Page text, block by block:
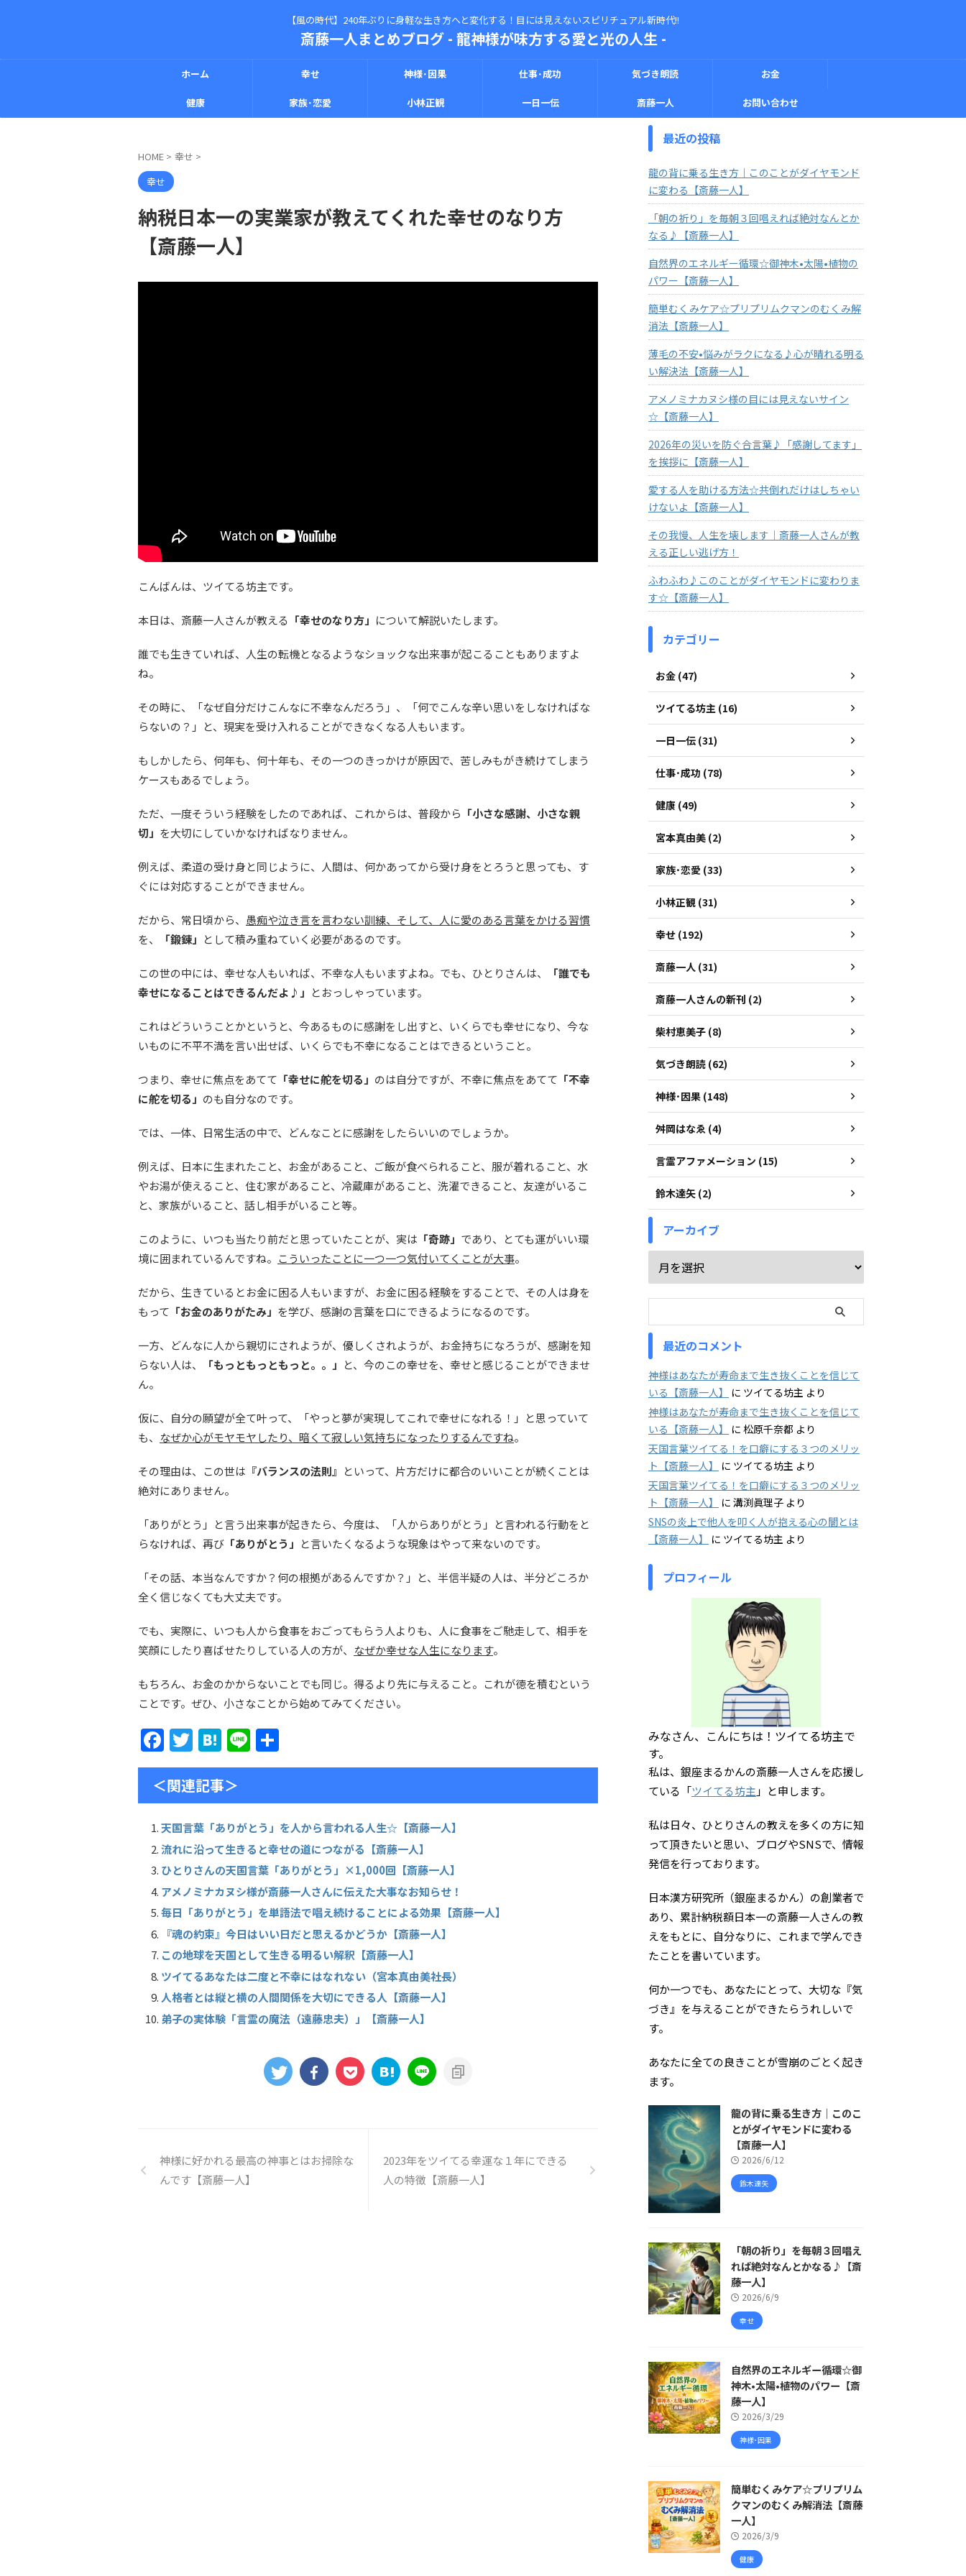
【風の時代】240年ぶりに身軽な生き方へと変化する！目には見えないスピリチュアル新時代!!
斎藤一人まとめブログ - 龍神様が味方する愛と光の人生 -
ホーム 幸せ 神様･因果 仕事･成功 気づき朗読 お金
健康 家族･恋愛 小林正観 一日一伝 斎藤一人 お問い合わせ
HOME > 幸せ >
幸せ
納税日本一の実業家が教えてくれた幸せのなり方
【斎藤一人】
こんばんは、ツイてる坊主です。
本日は、斎藤一人さんが教える 「幸せのなり方」 について解説いたします。
誰でも生きていれば、人生の転機となるようなショックな出来事が起こることもありますよ
ね。
その時に、「なぜ自分だけこんなに不幸なんだろう」、「何でこんな辛い思いをしなければな
らないの？」と、現実を受け入れることができなくなる人もいます。
もしかしたら、何年も、何十年も、その一つのきっかけが原因で、苦しみもがき続けてしまう
ケースもあるでしょう。
ただ、一度そういう経験をしたのであれば、これからは、普段から 「小さな感謝、小さな親
切」 を大切にしていかなければなりません。
例えば、柔道の受け身と同じように、人間は、何かあってから受け身をとろうと思っても、す
ぐには対応することができません。
だから、常日頃から、 愚痴や泣き言を言わない訓練、そして、人に愛のある言葉をかける習慣
を、
「鍛錬」 として積み重ねていく必要があるのです。
この世の中には、幸せな人もいれば、不幸な人もいますよね。でも、ひとりさんは、
「誰でも
幸せになることはできるんだよ♪」 とおっしゃっています。
これはどういうことかというと、今あるものに感謝をし出すと、いくらでも幸せになり、今な
いものに不平不満を言い出せば、いくらでも不幸になることはできるということ。
つまり、幸せに焦点をあてて 「幸せに舵を切る」 のは自分ですが、不幸に焦点をあてて 「不幸
に舵を切る」 のも自分なのです。
では、一体、日常生活の中で、どんなことに感謝をしたらいいのでしょうか。
例えば、日本に生まれたこと、お金があること、ご飯が食べられること、服が着れること、水
やお湯が使えること、住む家があること、冷蔵庫があること、洗濯できること、友達がいるこ
と、家族がいること、話し相手がいること等。
このように、いつも当たり前だと思っていたことが、実は 「奇跡」 であり、とても運がいい環
境に囲まれているんですね。 こういったことに一つ一つ気付いてくことが大事。
だから、生きているとお金に困る人もいますが、お金に困る経験をすることで、その人は身を
もって 「お金のありがたみ」 を学び、感謝の言葉を口にできるようになるのです。
一方、どんなに人から親切にされようが、優しくされようが、お金持ちになろうが、感謝を知
らない人は、
「もっともっともっと。。」 と、今のこの幸せを、幸せと感じることができませ
ん。
仮に、自分の願望が全て叶って、「やっと夢が実現してこれで幸せになれる！」と思っていて
も、 なぜか心がモヤモヤしたり、暗くて寂しい気持ちになったりするんですね。
その理由は、この世は 『バランスの法則』 といって、片方だけに都合のいいことが続くことは
絶対にありません。
「ありがとう」と言う出来事が起きたら、今度は、「人からありがとう」と言われる行動をと
らなければ、再び 「ありがとう」 と言いたくなるような現象はやって来ないのです。
「その話、本当なんですか？何の根拠があるんですか？」と、半信半疑の人は、半分どころか
全く信じなくても大丈夫です。
でも、実際に、いつも人から食事をおごってもらう人よりも、人に食事をご馳走して、相手を
笑顔にしたり喜ばせたりしている人の方が、 なぜか幸せな人生になります。
もちろん、お金のかからないことでも同じ。得るより先に与えること。これが徳を積むという
ことです。ぜひ、小さなことから始めてみてください。
F
a
c
e
b
o
o
k
T
w
itt
er
H
at
e
n
a
Li
n 有
＜関連記事＞
天国言葉「ありがとう」を人から言われる人生☆【斎藤一人】
流れに沿って生きると幸せの道につながる【斎藤一人】
ひとりさんの天国言葉「ありがとう」×1,000回【斎藤一人】
アメノミナカヌシ様が斎藤一人さんに伝えた大事なお知らせ！
毎日「ありがとう」を単語法で唱え続けることによる効果【斎藤一人】
『魂の約束』今日はいい日だと思えるかどうか【斎藤一人】
この地球を天国として生きる明るい解釈【斎藤一人】
ツイてるあなたは二度と不幸にはなれない（宮本真由美社長）
人格者とは縦と横の人間関係を大切にできる人【斎藤一人】
弟子の実体験「言霊の魔法（遠藤忠夫）」【斎藤一人】
神様に好かれる最高の神事とはお掃除な
んです【斎藤一人】
2023年をツイてる幸運な１年にできる
人の特徴【斎藤一人】
最近の投稿
龍の背に乗る生き方｜このことがダイヤモンド
に変わる【斎藤一人】
「朝の祈り」を毎朝３回唱えれば絶対なんとか
なる♪【斎藤一人】
自然界のエネルギー循環☆御神木•太陽•植物の
パワー【斎藤一人】
簡単むくみケア☆プリプリムクマンのむくみ解
消法【斎藤一人】
薄毛の不安•悩みがラクになる♪心が晴れる明る
い解決法【斎藤一人】
アメノミナカヌシ様の目には見えないサイン
☆【斎藤一人】
2026年の災いを防ぐ合言葉♪「感謝してます」
を挨拶に【斎藤一人】
愛する人を助ける方法☆共倒れだけはしちゃい
けないよ【斎藤一人】
その我慢、人生を壊します｜斎藤一人さんが教
える正しい逃げ方！
ふわふわ♪このことがダイヤモンドに変わりま
す☆【斎藤一人】
カテゴリー
お金 (47)
ツイてる坊主 (16)
一日一伝 (31)
仕事･成功 (78)
健康 (49)
宮本真由美 (2)
家族･恋愛 (33)
小林正観 (31)
幸せ (192)
斎藤一人 (31)
斎藤一人さんの新刊 (2)
柴村恵美子 (8)
気づき朗読 (62)
神様･因果 (148)
舛岡はなゑ (4)
言霊アファメーション (15)
鈴木達矢 (2)
アーカイブ
最近のコメント
神様はあなたが寿命まで生き抜くことを信じて
いる【斎藤一人】
に ツイてる坊主 より
神様はあなたが寿命まで生き抜くことを信じて
いる【斎藤一人】
に 松原千奈都 より
天国言葉ツイてる！を口癖にする３つのメリッ
ト【斎藤一人】
に ツイてる坊主 より
天国言葉ツイてる！を口癖にする３つのメリッ
ト【斎藤一人】
に 溝渕眞理子 より
SNSの炎上で他人を叩く人が抱える心の闇とは
【斎藤一人】
に ツイてる坊主 より
プロフィール
みなさん、こんにちは！ツイてる坊主で
す。
私は、銀座まるかんの斎藤一人さんを応援し
ている「ツイてる坊主 」と申します。
私は日々、ひとりさんの教えを多くの方に知
って頂きたいと思い、ブログやSNSで、情報
発信を行っております。
日本漢方研究所（銀座まるかん）の創業者で
あり、累計納税額日本一の斎藤一人さんの教
えをもとに、自分なりに、これまで学んでき
たことを書いています。
何か一つでも、あなたにとって、大切な『気
づき』を与えることができたらうれしいで
す。
あなたに全ての良きことが雪崩のごとく起き
ます。
龍の背に乗る生き方｜このこ
とがダイヤモンドに変わる
【斎藤一人】
2026/6/12
鈴木達矢
「朝の祈り」を毎朝３回唱え
れば絶対なんとかなる♪【斎
藤一人】
2026/6/9
幸せ
自然界のエネルギー循環☆御
神木•太陽•植物のパワー【斎
藤一人】
2026/3/29
神様･因果
簡単むくみケア☆プリプリム
クマンのむくみ解消法【斎藤
一人】
2026/3/9
健康